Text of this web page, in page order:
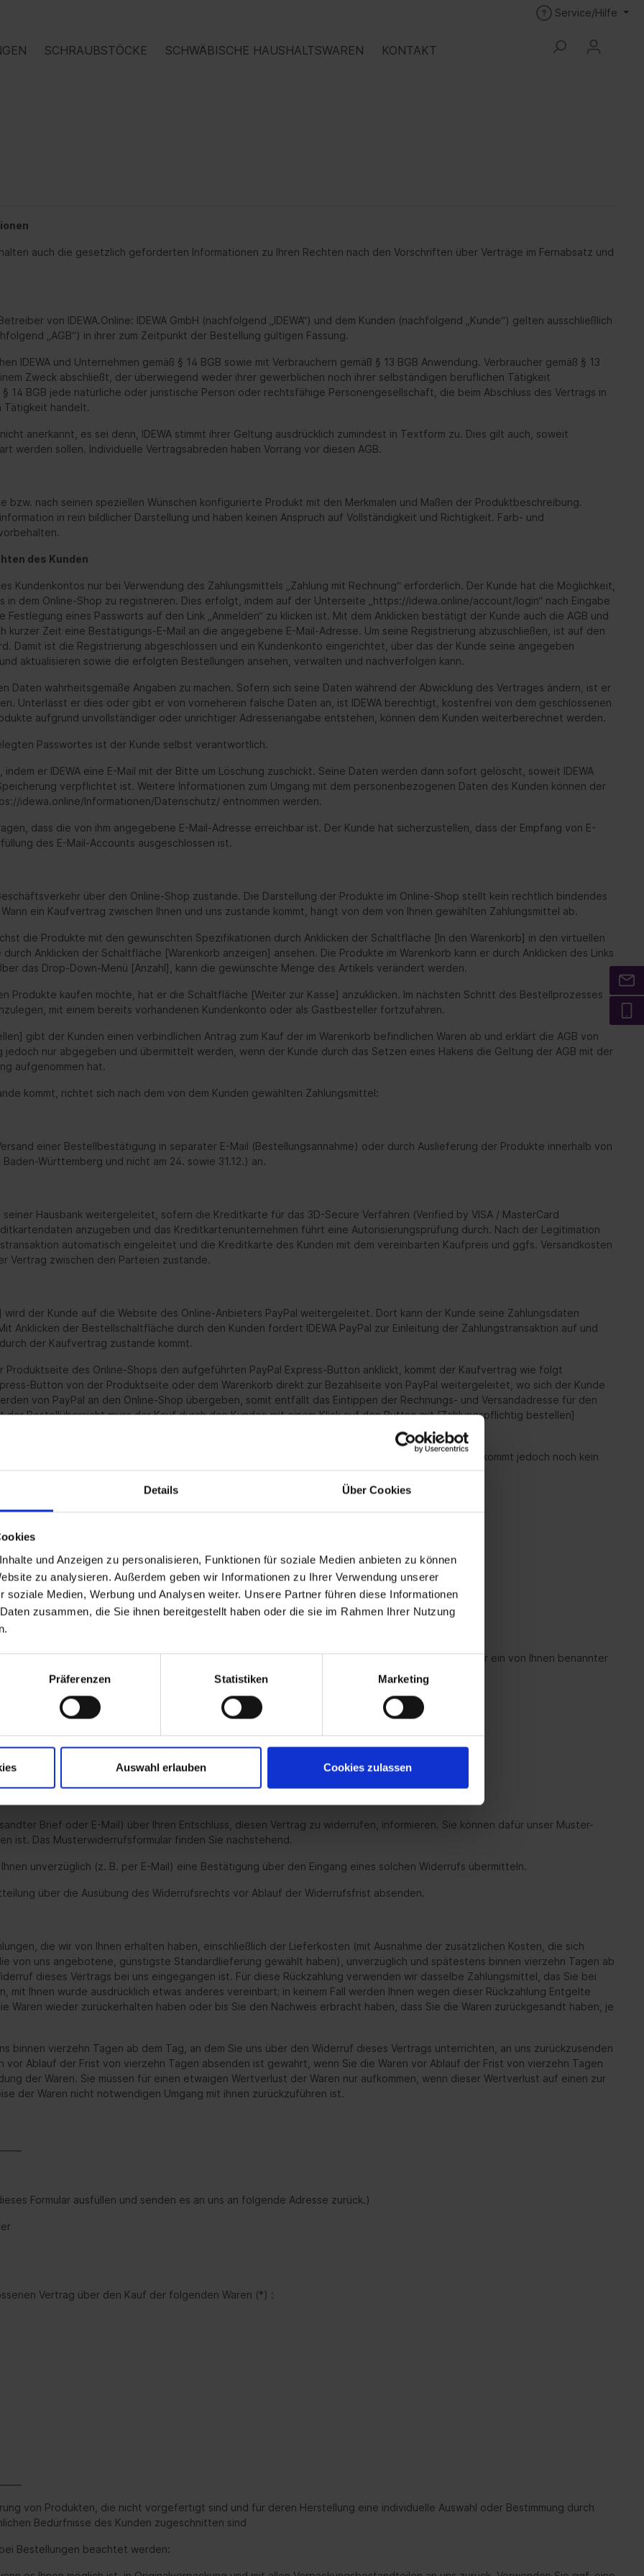
Details Über Cookies
und Anzeigen zu personalisieren, Funktionen für soziale Medien anbieten zu können
zu analysieren. Außerdem geben wir Informationen zu Ihrer Verwendung unserer
soziale Medien, Werbung und Analysen weiter. Unsere Partner führen diese Informationen
zusammen, die Sie ihnen bereitgestellt haben oder die sie im Rahmen Ihrer Nutzung
Präferenzen Statistiken Marketing
Auswahl erlauben Cookies zulassen
Service/Hilfe
SCHRAUBSTÖCKE SCHWÄBISCHE HAUSHALTSWAREN KONTAKT
auch die gesetzlich geforderten Informationen zu Ihren Rechten nach den Vorschriften über Verträge im Fernabsatz und
von IDEWA.Online: IDEWA GmbH (nachfolgend „IDEWA“) und dem Kunden (nachfolgend „Kunde“) gelten ausschließlich
„AGB“) in ihrer zum Zeitpunkt der Bestellung gültigen Fassung.
IDEWA und Unternehmen gemäß § 14 BGB sowie mit Verbrauchern gemäß § 13 BGB Anwendung. Verbraucher gemäß § 13
Zweck abschließt, der überwiegend weder ihrer gewerblichen noch ihrer selbständigen beruflichen Tätigkeit
14 BGB jede natürliche oder juristische Person oder rechtsfähige Personengesellschaft, die beim Abschluss des Vertrags in
Tätigkeit handelt.
anerkannt, es sei denn, IDEWA stimmt ihrer Geltung ausdrücklich zumindest in Textform zu. Dies gilt auch, soweit
werden sollen. Individuelle Vertragsabreden haben Vorrang vor diesen AGB.
nach seinen speziellen Wünschen konfigurierte Produkt mit den Merkmalen und Maßen der Produktbeschreibung.
in rein bildlicher Darstellung und haben keinen Anspruch auf Vollständigkeit und Richtigkeit. Farb- und
des Kunden
Kundenkontos nur bei Verwendung des Zahlungsmittels „Zahlung mit Rechnung“ erforderlich. Der Kunde hat die Möglichkeit,
in dem Online-Shop zu registrieren. Dies erfolgt, indem auf der Unterseite „https://idewa.online/account/login“ nach Eingabe
eines Passworts auf den Link „Anmelden“ zu klicken ist. Mit dem Anklicken bestätigt der Kunde auch die AGB und
kurzer Zeit eine Bestätigungs-E-Mail an die angegebene E-Mail-Adresse. Um seine Registrierung abzuschließen, ist auf den
Damit ist die Registrierung abgeschlossen und ein Kundenkonto eingerichtet, über das der Kunde seine angegeben
aktualisieren sowie die erfolgten Bestellungen ansehen, verwalten und nachverfolgen kann.
Daten wahrheitsgemäße Angaben zu machen. Sofern sich seine Daten während der Abwicklung des Vertrages ändern, ist er
Unterlässt er dies oder gibt er von vorneherein falsche Daten an, ist IDEWA berechtigt, kostenfrei von dem geschlossenen
aufgrund unvollständiger oder unrichtiger Adressenangabe entstehen, können dem Kunden weiterberechnet werden.
Passwortes ist der Kunde selbst verantwortlich.
er IDEWA eine E-Mail mit der Bitte um Löschung zuschickt. Seine Daten werden dann sofort gelöscht, soweit IDEWA
verpflichtet ist. Weitere Informationen zum Umgang mit dem personenbezogenen Daten des Kunden können der
idewa.online/Informationen/Datenschutz/ entnommen werden.
dass die von ihm angegebene E-Mail-Adresse erreichbar ist. Der Kunde hat sicherzustellen, dass der Empfang von E-
des E-Mail-Accounts ausgeschlossen ist.
über den Online-Shop zustande. Die Darstellung der Produkte im Online-Shop stellt kein rechtlich bindendes
ein Kaufvertrag zwischen Ihnen und uns zustande kommt, hängt von dem von Ihnen gewählten Zahlungsmittel ab.
die Produkte mit den gewünschten Spezifikationen durch Anklicken der Schaltfläche [In den Warenkorb] in den virtuellen
Anklicken der Schaltfläche [Warenkorb anzeigen] ansehen. Die Produkte im Warenkorb kann er durch Anklicken des Links
das Drop-Down-Menü [Anzahl], kann die gewünschte Menge des Artikels verändert werden.
Produkte kaufen möchte, hat er die Schaltfläche [Weiter zur Kasse] anzuklicken. Im nächsten Schritt des Bestellprozesses
mit einem bereits vorhandenen Kundenkonto oder als Gastbesteller fortzufahren.
gibt der Kunden einen verbindlichen Antrag zum Kauf der im Warenkorb befindlichen Waren ab und erklärt die AGB von
jedoch nur abgegeben und übermittelt werden, wenn der Kunde durch das Setzen eines Hakens die Geltung der AGB mit der
aufgenommen hat.
kommt, richtet sich nach dem von dem Kunden gewählten Zahlungsmittel:
einer Bestellbestätigung in separater E-Mail (Bestellungsannahme) oder durch Auslieferung der Produkte innerhalb von
Württemberg und nicht am 24. sowie 31.12.) an.
Hausbank weitergeleitet, sofern die Kreditkarte für das 3D-Secure Verfahren (Verified by VISA / MasterCard
anzugeben und das Kreditkartenunternehmen führt eine Autorisierungsprüfung durch. Nach der Legitimation
automatisch eingeleitet und die Kreditkarte des Kunden mit dem vereinbarten Kaufpreis und ggfs. Versandkosten
Vertrag zwischen den Parteien zustande.
der Kunde auf die Website des Online-Anbieters PayPal weitergeleitet. Dort kann der Kunde seine Zahlungsdaten
Anklicken der Bestellschaltfläche durch den Kunden fordert IDEWA PayPal zur Einleitung der Zahlungstransaktion auf und
der Kaufvertrag zustande kommt.
Produktseite des Online-Shops den aufgeführten PayPal Express-Button anklickt, kommt der Kaufvertrag wie folgt
Button von der Produktseite oder dem Warenkorb direkt zur Bezahlseite von PayPal weitergeleitet, wo sich der Kunde
von PayPal an den Online-Shop übergeben, somit entfällt das Eintippen der Rechnungs- und Versandadresse für den
der Bestellübersicht muss der Kauf durch den Kunden mit einem Klick auf den Button mit [Zahlungspflichtig bestellen]
Geltung der AGB von IDEWA einverstanden.
nach dem Absenden der Bestellung mit der automatischen Empfangsbestätigung; hierdurch kommt jedoch noch kein
Das Widerrufsrecht ist gemäß den nachstehenden Regelungen auszuüben:
diesen Vertrag zu widerrufen. Die Widerrufsfrist beträgt 14 Tage ab dem Tag, an dem Sie oder ein von Ihnen benannter
haben bzw. hat.
Brief oder E-Mail) über Ihren Entschluss, diesen Vertrag zu widerrufen, informieren. Sie können dafür unser Muster-
ist. Das Musterwiderrufsformular finden Sie nachstehend.
unverzüglich (z. B. per E-Mail) eine Bestätigung über den Eingang eines solchen Widerrufs übermitteln.
über die Ausübung des Widerrufsrechts vor Ablauf der Widerrufsfrist absenden.
die wir von Ihnen erhalten haben, einschließlich der Lieferkosten (mit Ausnahme der zusätzlichen Kosten, die sich
von uns angebotene, günstigste Standardlieferung gewählt haben), unverzüglich und spätestens binnen vierzehn Tagen ab
dieses Vertrags bei uns eingegangen ist. Für diese Rückzahlung verwenden wir dasselbe Zahlungsmittel, das Sie bei
Ihnen wurde ausdrücklich etwas anderes vereinbart; in keinem Fall werden Ihnen wegen dieser Rückzahlung Entgelte
Waren wieder zurückerhalten haben oder bis Sie den Nachweis erbracht haben, dass Sie die Waren zurückgesandt haben, je
binnen vierzehn Tagen ab dem Tag, an dem Sie uns über den Widerruf dieses Vertrags unterrichten, an uns zurückzusenden
Ablauf der Frist von vierzehn Tagen absenden ist gewahrt, wenn Sie die Waren vor Ablauf der Frist von vierzehn Tagen
der Waren. Sie müssen für einen etwaigen Wertverlust der Waren nur aufkommen, wenn dieser Wertverlust auf einen zur
der Waren nicht notwendigen Umgang mit ihnen zurückzuführen ist.
Formular ausfüllen und senden es an uns an folgende Adresse zurück.)
Vertrag über den Kauf der folgenden Waren (*) :
von Produkten, die nicht vorgefertigt sind und für deren Herstellung eine individuelle Auswahl oder Bestimmung durch
Bedürfnisse des Kunden zugeschnitten sind
Bestellungen beachtet werden: